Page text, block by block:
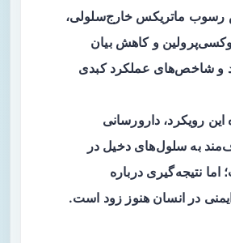
ماتریکس خارج‌سلولی،
و کاهش بیان
شاخص‌های عملکرد کبدی
این رویکرد، دارورسانی
به سلول‌های دخیل در
اما نتیجه‌گیری درباره
در انسان هنوز زود است.